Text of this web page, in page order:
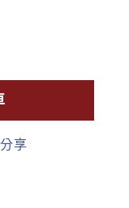
分享